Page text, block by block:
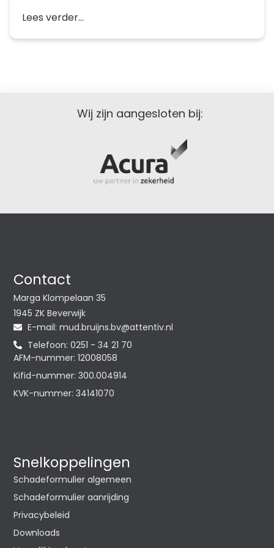
Lees verder...
Wij zijn aangesloten bij:
Contact
Marga Klompelaan 35
1945 ZK Beverwijk
E-mail:
ln.vitnetta
@vb.snjiurb.dum
Telefoon: 0251 - 34 21 70
AFM-nummer: 12008058
Kifid-nummer: 300.004914
KVK-nummer: 34141070
Snelkoppelingen
Schadeformulier algemeen
Schadeformulier aanrijding
Privacybeleid
Downloads